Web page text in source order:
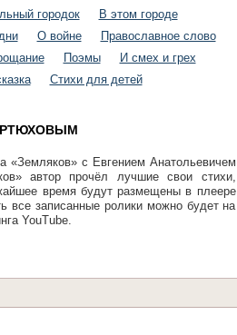
городок
В этом городе
О войне
Православное слово
Поэмы
И смех и грех
Стихи для детей
«Земляков» с Евгением Анатольевичем
автор прочёл лучшие свои стихи,
время будут размещены в плеере
все записанные ролики можно будет на
YouTube.